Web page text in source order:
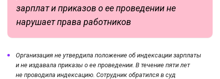
зарплат и приказов о ее проведении не
нарушает права работников
Организация не утвердила положение об индексации зарплаты
и не издавала приказы о ее проведении. В течение пяти лет
не проводила индексацию. Сотрудник обратился в суд